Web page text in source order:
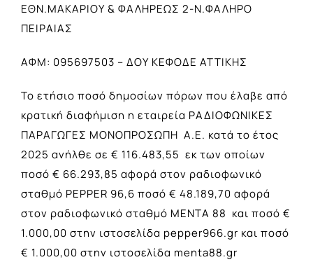
ΕΘΝ.ΜΑΚΑΡΙΟΥ & ΦΑΛΗΡΕΩΣ 2-Ν.ΦΑΛΗΡΟ
ΠΕΙΡΑΙΑΣ
ΑΦΜ: 095697503 – ΔΟΥ ΚΕΦΟΔΕ ΑΤΤΙΚΗΣ
Το ετήσιο ποσό δημοσίων πόρων που έλαβε από
κρατική διαφήμιση η εταιρεία ΡΑΔΙΟΦΩΝΙΚΕΣ
ΠΑΡΑΓΩΓΕΣ ΜΟΝΟΠΡΟΣΩΠΗ Α.Ε. κατά το έτος
2025 ανήλθε σε € 116.483,55 εκ των οποίων
ποσό € 66.293,85 αφορά στον ραδιοφωνικό
σταθμό PEPPER 96,6 ποσό € 48.189,70 αφορά
στον ραδιοφωνικό σταθμό ΜΕΝΤΑ 88 και ποσό €
1.000,00 στην ιστοσελίδα pepper966.gr και ποσό
€ 1.000,00 στην ιστοσελίδα menta88.gr